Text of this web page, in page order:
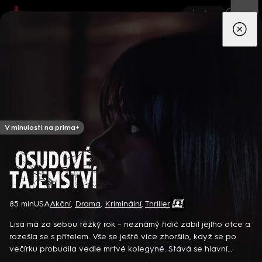
App
V minulosti na prima+
Osudové tajemství
85 minUSAAkční, Drama, Kriminální, Thriller
Lisa má za sebou těžký rok – neznámý řidič zabil jejího otce a
rozešla se s přítelem. Vše se ještě více zhoršilo, když se po
večírku probudila vedle mrtvé kolegyně. Stává se hlavní
Detektiv Karl Alberg přijíždí do přímořského městečka Gibsons,
bolestivém rozvodu. Společně se svým týmem odhaluje temná
tajemství, která narušují poklidnou atmosféru komunity a
současně se snaží zvládnout komplikovaný vztah s dospívající
8 epizod